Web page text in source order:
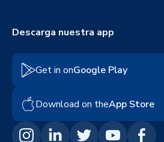
Descarga nuestra app
Get in onGoogle Play
Download on theApp Store